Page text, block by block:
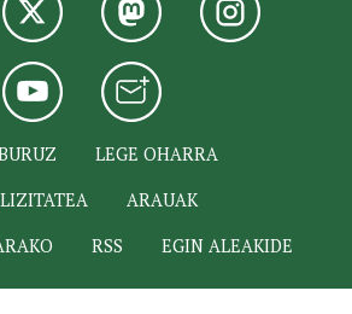
LEGE OHARRA
ARAUAK
RSS EGIN ALEAKIDE